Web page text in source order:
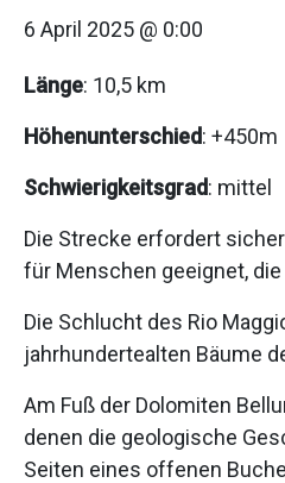
6 April 2025 @ 0:00
Länge: 10,5 km
Höhenunterschied: +450m
Schwierigkeitsgrad: mittel
Die Strecke erfordert
für Menschen geeignet,
Die Schlucht des Rio
jahrhundertealten Bäume
Am Fuß der Dolomiten
denen die geologische
Seiten eines offenen